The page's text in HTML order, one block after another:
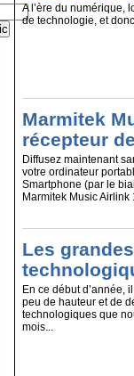
A l’ère du numérique,
de technologie, et
Marmitek
récepteur
Diffusez maintenant
votre ordinateur
Smartphone (par le
Marmitek Music Airlink
Les
En ce début d’année,
peu de hauteur et de
technologiques que
mois...